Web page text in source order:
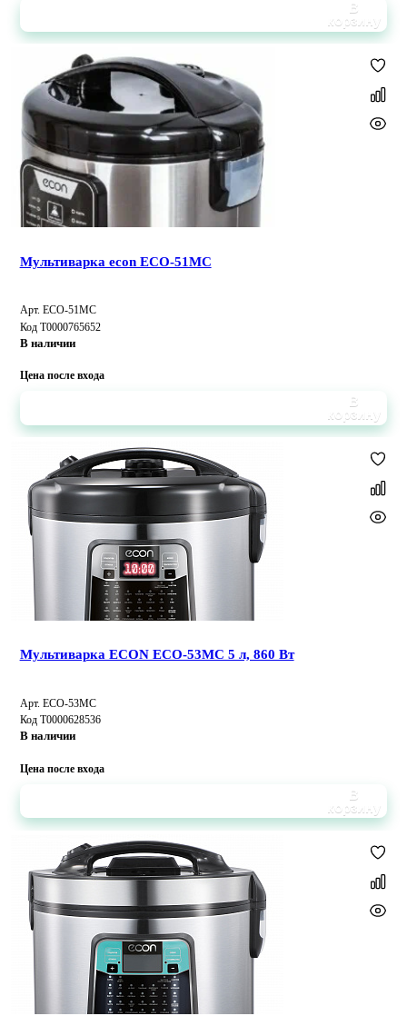
В
корзину
Мультиварка econ ECO-51MC
Арт. ECO-51MC
Код Т0000765652
В наличии
Цена после входа
В
корзину
Мультиварка ECON ECO-53MC 5 л, 860 Вт
Арт. ECO-53MC
Код Т0000628536
В наличии
Цена после входа
В
корзину